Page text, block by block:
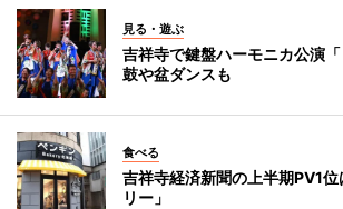
見る・遊ぶ
吉祥寺で鍵盤ハーモニカ公演
鼓や盆ダンスも
食べる
吉祥寺経済新聞の上半期PV1
リー」